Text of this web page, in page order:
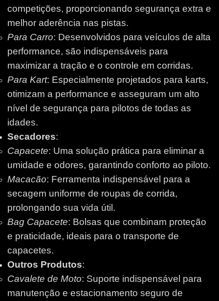
competições, proporcionando segurança extra e
melhor aderência nas pistas.
Para Carro: Desenvolvidos para veículos de alta
performance, são indispensáveis para
maximizar a tração e o controle em corridas.
Para Kart: Especialmente projetados para karts,
otimizam a performance e asseguram um alto
nível de segurança para pilotos de todas as
idades.
Secadores:
Capacete: Uma solução prática para eliminar a
umidade e odores, garantindo conforto ao piloto.
Macacão: Ferramenta indispensável para a
secagem uniforme de roupas de corrida,
prolongando sua vida útil.
Bag Capacete: Bolsas que combinam proteção
e praticidade, ideais para o transporte de
capacetes.
Outros Produtos:
Cavalete de Moto: Suporte indispensável para
manutenção e estacionamento seguro de